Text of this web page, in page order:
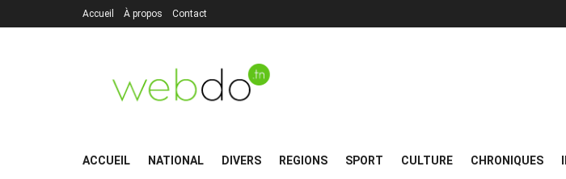
Accueil À propos Contact
ACCUEIL NATIONAL DIVERS REGIONS SPORT CULTURE CHRONIQUES